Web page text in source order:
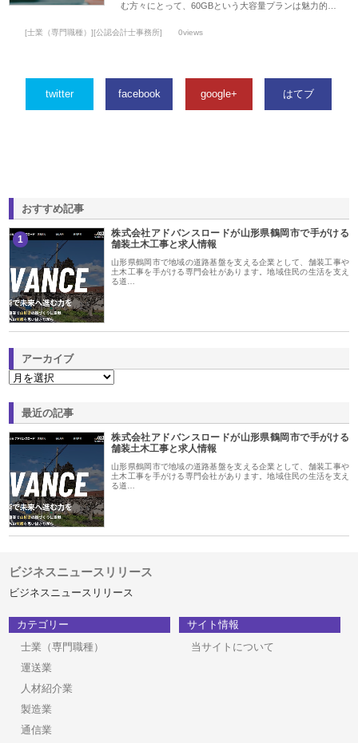
む方々にとって、60GBという大容量プランは魅力的…
[士業（専門職種）][公認会計士事務所] 0views
twitter facebook google+ はてブ
おすすめ記事
1
株式会社アドバンスロードが山形県鶴岡市で手がける
舗装土木工事と求人情報
山形県鶴岡市で地域の道路基盤を支える企業として、舗装工事や
土木工事を手がける専門会社があります。地域住民の生活を支え
る道…
アーカイブ
最近の記事
株式会社アドバンスロードが山形県鶴岡市で手がける
舗装土木工事と求人情報
山形県鶴岡市で地域の道路基盤を支える企業として、舗装工事や
土木工事を手がける専門会社があります。地域住民の生活を支え
る道…
ビジネスニュースリリース
ビジネスニュースリリース
カテゴリー
士業（専門職種）
運送業
人材紹介業
製造業
通信業
サイト情報
当サイトについて